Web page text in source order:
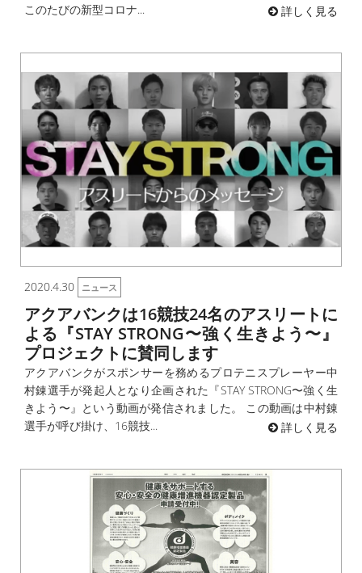
このたびの新型コロナ...
詳しく見る
2020.4.30 ニュース
アクアバンクは16競技24名のアスリートに
よる『STAY STRONG〜強く生きよう〜』
プロジェクトに賛同します
アクアバンクがスポンサーを務めるプロテニスプレーヤー中
村錬選手が発起人となり企画された『STAY STRONG〜強く生
きよう〜』という動画が発信されました。 この動画は中村錬
選手が呼び掛け、16競技...
詳しく見る